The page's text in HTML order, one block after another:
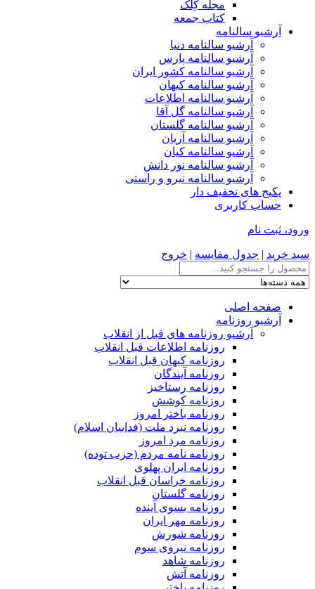
مجله کِلک
کتاب جمعه
آرشیو سالنامه
آرشیو سالنامه دنیا
آرشیو سالنامه پارس
آرشیو سالنامه کشور ایران
آرشیو سالنامه کیهان
آرشیو سالنامه اطلاعات
آرشیو سالنامه گل آقا
آرشیو سالنامه گلستان
آرشیو سالنامه آریان
آرشیو سالنامه کیان
آرشیو سالنامه نور دانش
آرشیو سالنامه نیرو و راستی
پکیج های تخفیف دار
حساب کاربری
ورود، ثبت نام
سبد خرید | جدول مقایسه | خروج
صفحه اصلی
آرشیو روزنامه
آرشیو روزنامه های قبل از انقلاب
روزنامه اطلاعات قبل انقلاب
روزنامه کیهان قبل انقلاب
روزنامه آیندگان
روزنامه رستاخیز
روزنامه کوشش
روزنامه باختر امروز
روزنامه نبرد ملت (فداییان اسلام)
روزنامه مرد امروز
روزنامه نامه مردم (حزب توده)
روزنامه ایران پهلوی
روزنامه خراسان قبل انقلاب
روزنامه گلستان
روزنامه بسوی آینده
روزنامه مهر ایران
روزنامه شورش
روزنامه نیروی سوم
روزنامه شاهد
روزنامه آتش